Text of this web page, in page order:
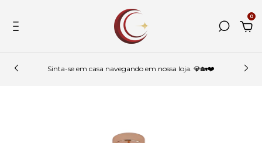
0
Sinta-se em casa navegando em nossa loja. 💎🏡❤️